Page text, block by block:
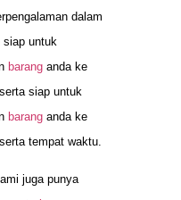
dalam
siap untuk
barang anda ke
siap untuk
barang anda ke
tempat waktu.
juga punya